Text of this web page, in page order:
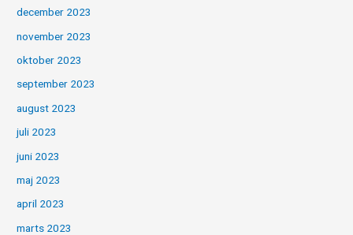
december 2023
november 2023
oktober 2023
september 2023
august 2023
juli 2023
juni 2023
maj 2023
april 2023
marts 2023